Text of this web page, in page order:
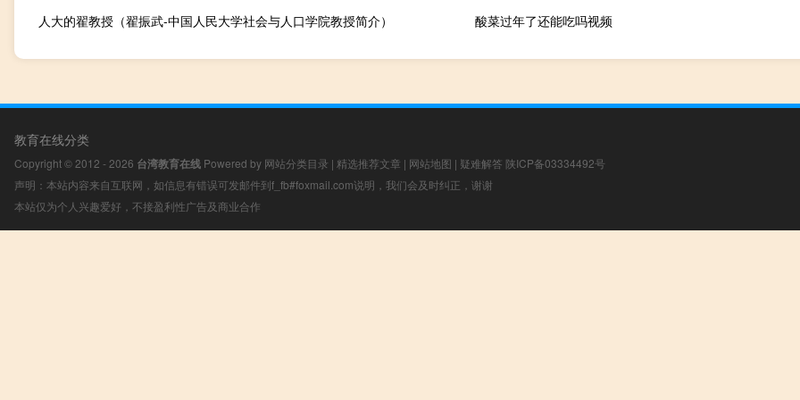
人大的翟教授（翟振武-中国人民大学社会与人口学院教授简介）
酸菜过年了还能吃吗视频
教育在线分类
Copyright © 2012 - 2026 台湾教育在线 Powered by 网站分类目录 | 精选推荐文章 | 网站地图 | 疑难解答 陕ICP备03334492号
声明：本站内容来自互联网，如信息有错误可发邮件到f_fb#foxmail.com说明，我们会及时纠正，谢谢
本站仅为个人兴趣爱好，不接盈利性广告及商业合作